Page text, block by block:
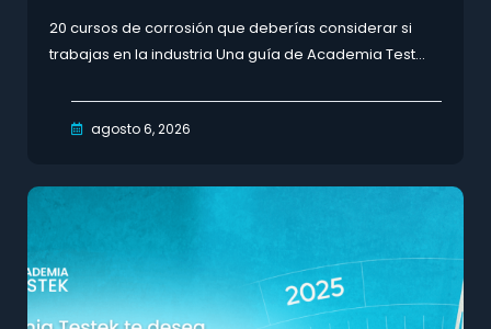
20 cursos de corrosión que deberías considerar si
trabajas en la industria Una guía de Academia Test...
agosto 6, 2026